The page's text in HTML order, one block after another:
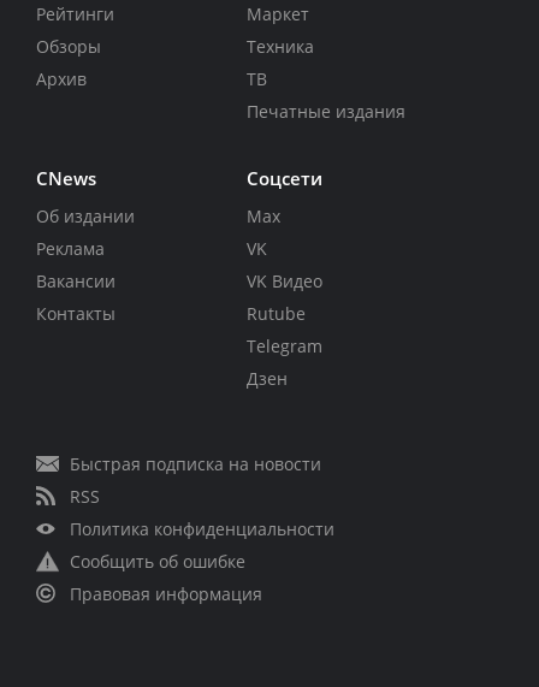
Рейтинги
Обзоры
Архив
Маркет
Техника
ТВ
Печатные издания
CNews
Об издании
Реклама
Вакансии
Контакты
Соцсети
Max
VK
VK Видео
Rutube
Telegram
Дзен
Быстрая подписка на новости
RSS
Политика конфиденциальности
Сообщить об ошибке
Правовая информация